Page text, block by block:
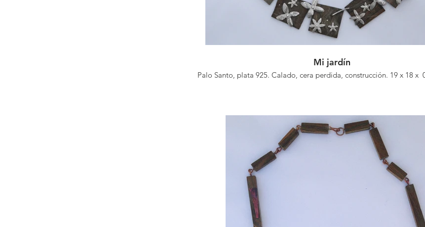
Mi jardín
Palo Santo, plata 925. Calado, cera perdida, construcción. 19 x 18 x